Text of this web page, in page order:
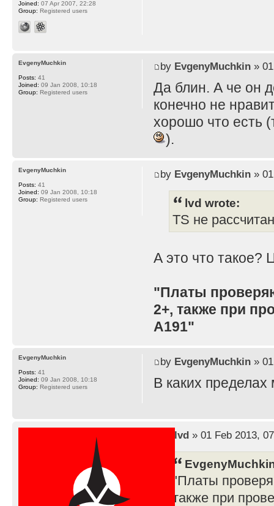
Joined: 07 Apr 2007, 22:28
Group: Registered users
by EvgenyMuchkin» 01
Да блин. А че он
конечно не
хорошо что есть
).
EvgenyMuchkin
Posts: 41
Joined: 09 Jan 2008, 10:18
Group: Registered users
by EvgenyMuchkin» 01
lvd wrote:
TS не
А это что такое?
"Платы
2+, также при
A191"
EvgenyMuchkin
Posts: 41
Joined: 09 Jan 2008, 10:18
Group: Registered users
by EvgenyMuchkin» 01
В каких
EvgenyMuchkin
Posts: 41
Joined: 09 Jan 2008, 10:18
Group: Registered users
lvd» 01 Feb 2013,
"Платы
также при